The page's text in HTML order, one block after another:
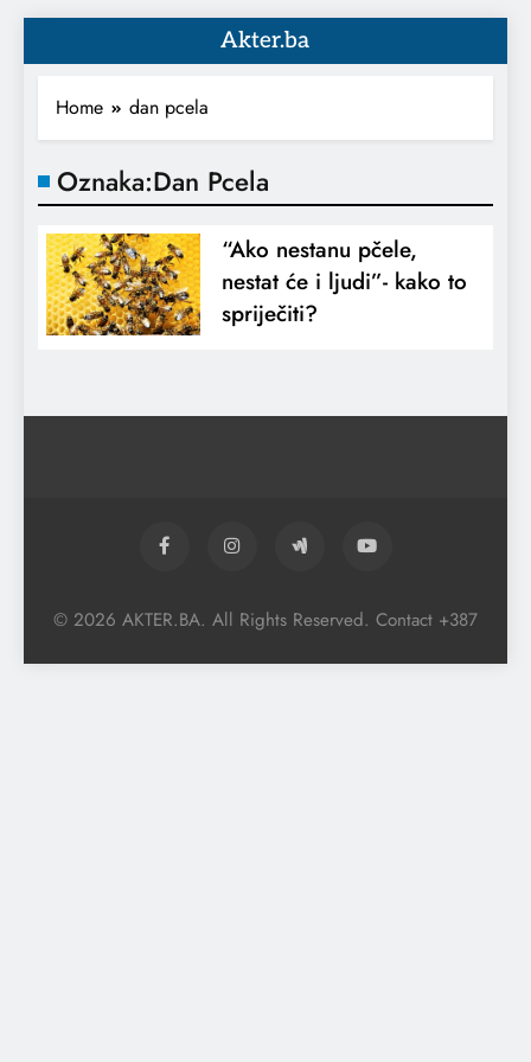
Akter.ba
Home dan pcela
Oznaka:Dan Pcela
“Ako nestanu pčele,
nestat će i ljudi”- kako to
spriječiti?
© 2026 AKTER.BA. All Rights Reserved. Contact +387